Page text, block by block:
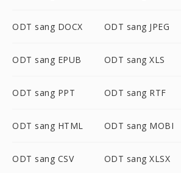
ODT sang DOCX ODT sang JPEG
ODT sang EPUB ODT sang XLS
ODT sang PPT ODT sang RTF
ODT sang HTML ODT sang MOBI
ODT sang CSV ODT sang XLSX